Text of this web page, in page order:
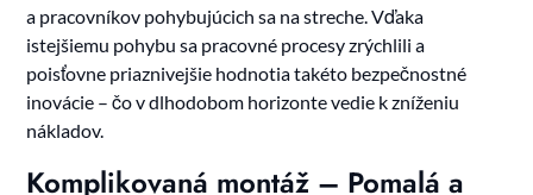
a pracovníkov pohybujúcich sa na streche. Vďaka
istejšiemu pohybu sa pracovné procesy zrýchlili a
poisťovne priaznivejšie hodnotia takéto bezpečnostné
inovácie – čo v dlhodobom horizonte vedie k zníženiu
nákladov.
Komplikovaná montáž – Pomalá a